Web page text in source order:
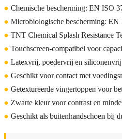
● Chemische bescherming: EN ISO
● Microbiologische bescherming:
● TNT Chemical Splash Resistance
● Touchscreen-compatibel voor
● Latexvrij, poedervrij en siliconenvrij
● Geschikt voor contact met
● Getextureerde vingertoppen voor
● Zwarte kleur voor contrast en
● Geschikt als buitenhandschoen bij